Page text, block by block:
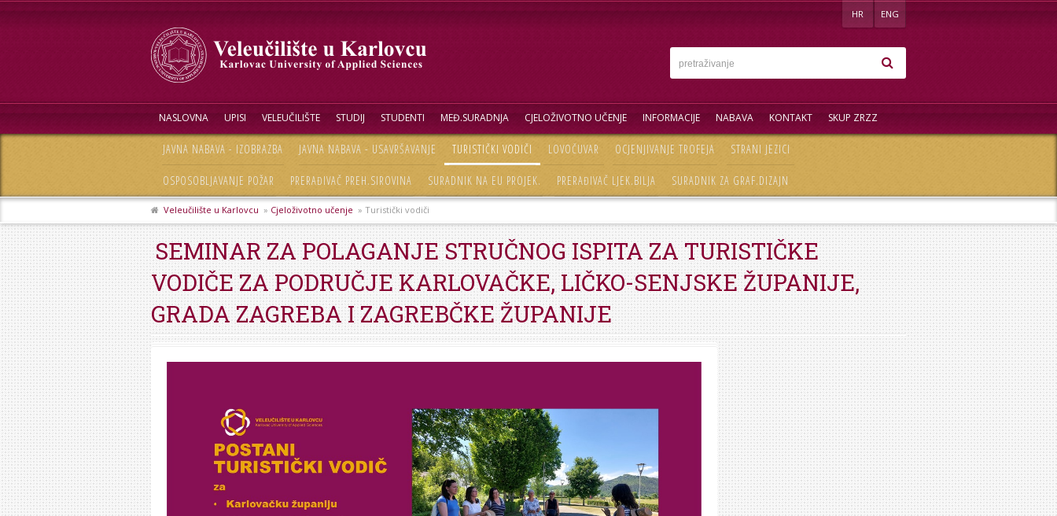
HR ENG
NASLOVNA UPISI VELEUČILIŠTE STUDIJ STUDENTI MEĐ.SURADNJA CJELOŽIVOTNO UČENJE INFORMACIJE NABAVA KONTAKT SKUP ZRZZ
JAVNA NABAVA - IZOBRAZBA JAVNA NABAVA - USAVRŠAVANJE TURISTIČKI VODIČI LOVOČUVAR OCJENJIVANJE TROFEJA STRANI JEZICI
OSPOSOBLJAVANJE POŽAR PRERAĐIVAČ PREH.SIROVINA SURADNIK NA EU PROJEK. PRERAĐIVAČ LJEK.BILJA SURADNIK ZA GRAF.DIZAJN
Veleučilište u Karlovcu » Cjeloživotno učenje » Turistički vodiči
SEMINAR ZA POLAGANJE STRUČNOG ISPITA ZA TURISTIČKE
VODIČE ZA PODRUČJE KARLOVAČKE, LIČKO-SENJSKE ŽUPANIJE,
GRADA ZAGREBA I ZAGREBČKE ŽUPANIJE